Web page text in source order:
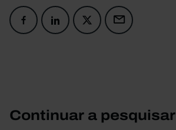
Continuar a pesquisar